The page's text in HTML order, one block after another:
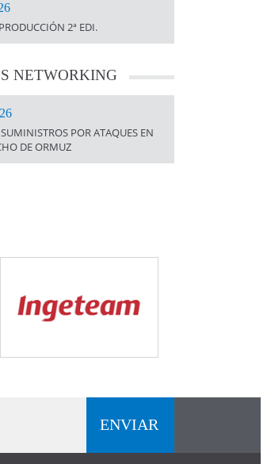
2ª EDI.
NETWORKING
POR ATAQUES EN
DE ORMUZ